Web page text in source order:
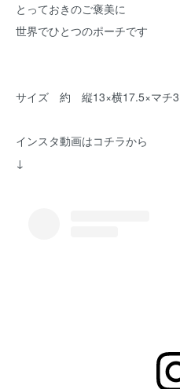
とっておきのご褒美に
世界でひとつのポーチです
サイズ 約 縦13×横17.5×マチ
インスタ動画はコチラから
↓